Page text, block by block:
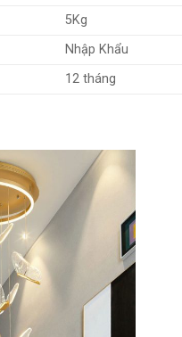
5Kg
Nhập Khẩu
12 tháng